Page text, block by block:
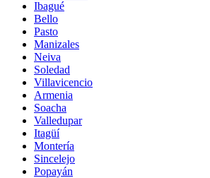
Ibagué
Bello
Pasto
Manizales
Neiva
Soledad
Villavicencio
Armenia
Soacha
Valledupar
Itagüí
Montería
Sincelejo
Popayán